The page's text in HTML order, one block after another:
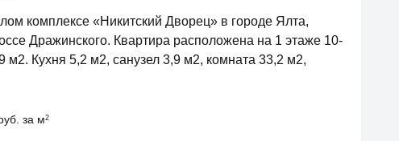
комплексе «Никитский Дворец» в городе Ялта,
Дражинского. Квартира расположена на 1 этаже 10-
Кухня 5,2 м2, санузел 3,9 м2, комната 33,2 м2,
за м2